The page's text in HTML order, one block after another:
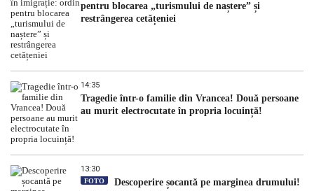
pentru blocarea „turismului de naștere” și
restrângerea cetățeniei
14:35
Tragedie într-o familie din Vrancea! Două persoane
au murit electrocutate în propria locuință!
13:30
FOTO
Descoperire șocantă pe marginea drumului!